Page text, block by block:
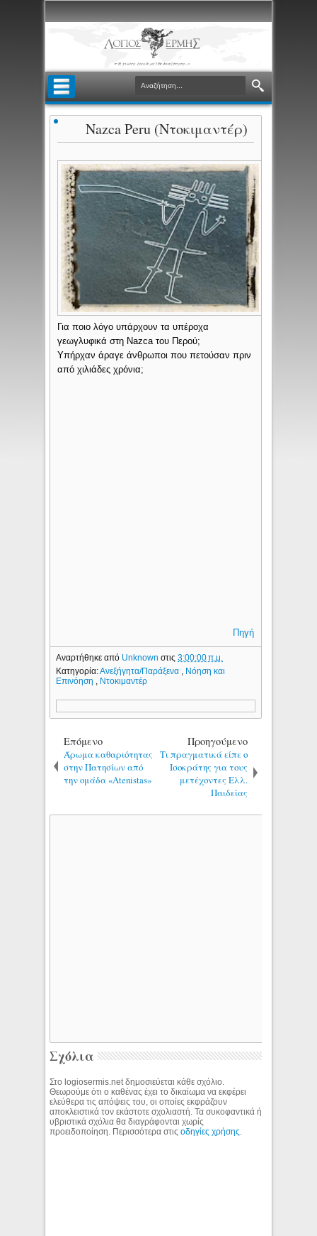
Nazca Peru (Ντοκιμαντέρ)
Για ποιο λόγο υπάρχουν τα υπέροχα
γεωγλυφικά στη Nazca του Περού;
Υπήρχαν άραγε άνθρωποι που πετούσαν πριν
από χιλιάδες χρόνια;
Πηγή
Αναρτήθηκε από Unknownστις3:00:00 π.μ.
Κατηγορία:Ανεξήγητα/Παράξενα , Νόηση και
Επινόηση , Ντοκιμαντέρ
Επόμενο
Άρωμα καθαριότητας
στην Πατησίων από
την ομάδα «Atenistas»
Προηγούμενο
Τι πραγματικά είπε ο
Ισοκράτης για τους
μετέχοντες Ελλ.
Παιδείας
Σχόλια
Στο logiosermis.net δημοσιεύεται κάθε σχόλιο.
Θεωρούμε ότι ο καθένας έχει το δικαίωμα να εκφέρει
ελεύθερα τις απόψεις του, οι οποίες εκφράζουν
αποκλειστικά τον εκάστοτε σχολιαστή. Τα συκοφαντικά ή
υβριστικά σχόλια θα διαγράφονται χωρίς
προειδοποίηση. Περισσότερα στιςοδηγίες χρήσης.